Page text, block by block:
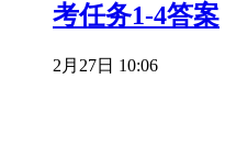
考任务1-4答案
2月27日 10:06